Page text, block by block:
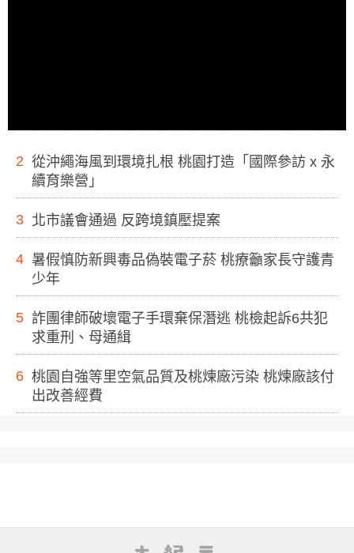
2 從沖繩海風到環境扎根 桃園打造「國際參訪 x 永
續育樂營」
3 北市議會通過 反跨境鎮壓提案
4 暑假慎防新興毒品偽裝電子菸 桃療籲家長守護青
少年
5 詐團律師破壞電子手環棄保潛逃 桃檢起訴6共犯
求重刑、母通緝
6 桃園自強等里空氣品質及桃煉廠污染 桃煉廠該付
出改善經費